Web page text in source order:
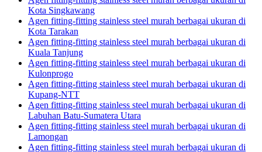
Kota Singkawang
Agen fitting-fitting stainless steel murah berbagai ukuran di
Kota Tarakan
Agen fitting-fitting stainless steel murah berbagai ukuran di
Kuala Tanjung
Agen fitting-fitting stainless steel murah berbagai ukuran di
Kulonprogo
Agen fitting-fitting stainless steel murah berbagai ukuran di
Kupang-NTT
Agen fitting-fitting stainless steel murah berbagai ukuran di
Labuhan Batu-Sumatera Utara
Agen fitting-fitting stainless steel murah berbagai ukuran di
Lamongan
Agen fitting-fitting stainless steel murah berbagai ukuran di